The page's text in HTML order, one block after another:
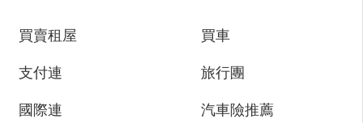
買賣租屋
支付連
國際連
買車
旅行團
汽車險推薦